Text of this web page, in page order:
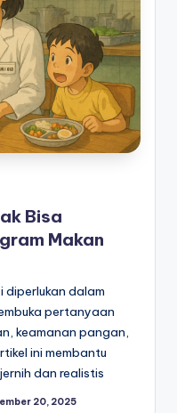
Bisa
Makan
diperlukan dalam
pertanyaan
keamanan pangan,
ini membantu
dan realistis
20, 2025